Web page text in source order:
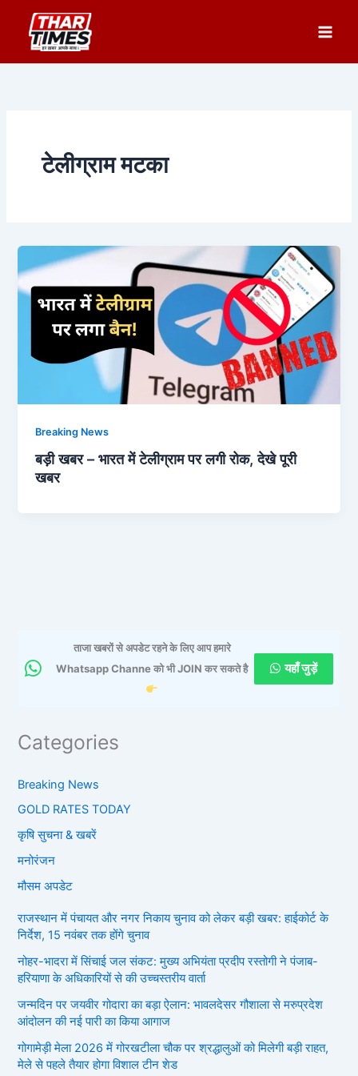
content
टेलीग्राम मटका
Breaking News
बड़ी खबर – भारत में टेलीग्राम पर लगी रोक, देखे पूरी
खबर
ताजा खबरों से अपडेट रहने के लिए आप हमारे
Whatsapp Channe को भी JOIN कर सकते है
यहाँ जुड़ें
Categories
Breaking News
GOLD RATES TODAY
कृषि सुचना & खबरें
मनोरंजन
मौसम अपडेट
राजस्थान में पंचायत और नगर निकाय चुनाव को लेकर बड़ी खबर: हाईकोर्ट के
निर्देश, 15 नवंबर तक होंगे चुनाव
नोहर-भादरा में सिंचाई जल संकट: मुख्य अभियंता प्रदीप रस्तोगी ने पंजाब-
हरियाणा के अधिकारियों से की उच्चस्तरीय वार्ता
जन्मदिन पर जयवीर गोदारा का बड़ा ऐलान: भावलदेसर गौशाला से मरुप्रदेश
आंदोलन की नई पारी का किया आगाज
गोगामेड़ी मेला 2026 में गोरखटीला चौक पर श्रद्धालुओं को मिलेगी बड़ी राहत,
मेले से पहले तैयार होगा विशाल टीन शेड